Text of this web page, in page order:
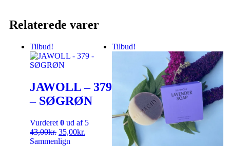
Relaterede varer
Tilbud!
JAWOLL – 379
– SØGRØN
Vurderet 0 ud af 5
43,00kr. 35,00kr.
Sammenlign
Tilbud!